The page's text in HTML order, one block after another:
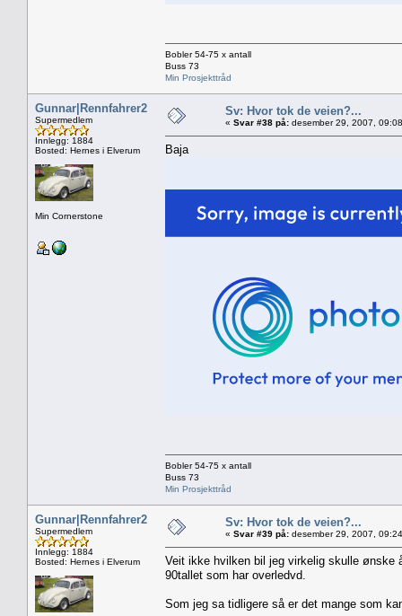
Bobler 54-75 x antall
Buss 73
Min Prosjekttråd
Gunnar|Rennfahrer2
Supermedlem
Innlegg: 1884
Bosted: Hernes i Elverum
Min Cornerstone
Sv: Hvor tok de veien?...
« Svar #38 på: desember 29, 2007,
Baja
Bobler 54-75 x antall
Buss 73
Min Prosjekttråd
Gunnar|Rennfahrer2
Supermedlem
Innlegg: 1884
Bosted: Hernes i Elverum
Sv: Hvor tok de veien?...
« Svar #39 på: desember 29, 2007,
Veit ikke hvilken bil jeg virkelig skulle ønske
90tallet som har overledvd.
Som jeg sa tidligere så er det mange som